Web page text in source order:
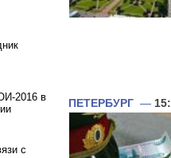
2016 в
с
ПЕТЕРБУРГ —